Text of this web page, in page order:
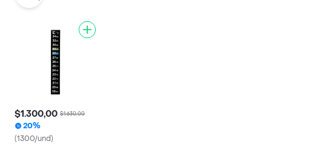
$1.300,00 $1.630,00
20%
(1300/und)